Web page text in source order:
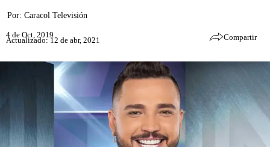
Por: Caracol Televisión
4 de Oct, 2019
Actualizado: 12 de abr, 2021 Compartir